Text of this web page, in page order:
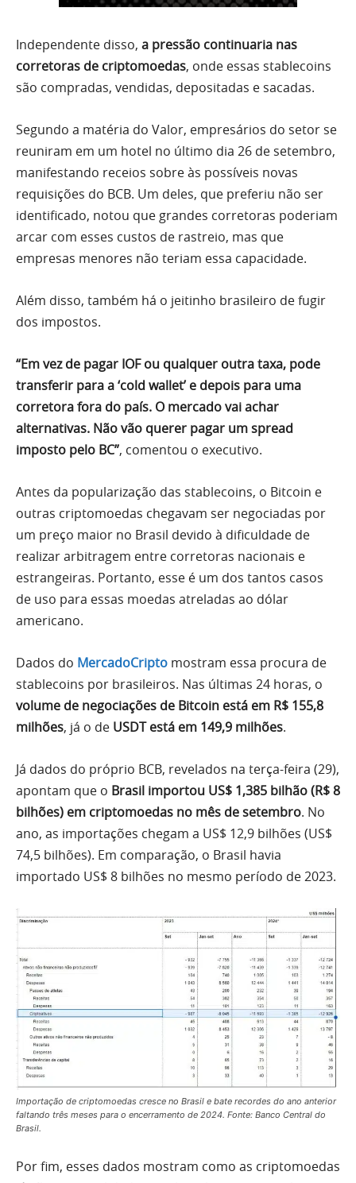
Independente disso, a pressão continuaria nas
corretoras de criptomoedas, onde essas stablecoins
são compradas, vendidas, depositadas e sacadas.
Segundo a matéria do Valor, empresários do setor se
reuniram em um hotel no último dia 26 de setembro,
manifestando receios sobre às possíveis novas
requisições do BCB. Um deles, que preferiu não ser
identificado, notou que grandes corretoras poderiam
arcar com esses custos de rastreio, mas que
empresas menores não teriam essa capacidade.
Além disso, também há o jeitinho brasileiro de fugir
dos impostos.
“Em vez de pagar IOF ou qualquer outra taxa, pode
transferir para a ‘cold wallet’ e depois para uma
corretora fora do país. O mercado vai achar
alternativas. Não vão querer pagar um spread
imposto pelo BC”, comentou o executivo.
Antes da popularização das stablecoins, o Bitcoin e
outras criptomoedas chegavam ser negociadas por
um preço maior no Brasil devido à dificuldade de
realizar arbitragem entre corretoras nacionais e
estrangeiras. Portanto, esse é um dos tantos casos
de uso para essas moedas atreladas ao dólar
americano.
Dados do MercadoCripto mostram essa procura de
stablecoins por brasileiros. Nas últimas 24 horas, o
volume de negociações de Bitcoin está em R$ 155,8
milhões, já o de USDT está em 149,9 milhões.
Já dados do próprio BCB, revelados na terça-feira (29),
apontam que o Brasil importou US$ 1,385 bilhão (R$ 8
bilhões) em criptomoedas no mês de setembro. No
ano, as importações chegam a US$ 12,9 bilhões (US$
74,5 bilhões). Em comparação, o Brasil havia
importado US$ 8 bilhões no mesmo período de 2023.
Importação de criptomoedas cresce no Brasil e bate recordes do ano anterior
faltando três meses para o encerramento de 2024. Fonte: Banco Central do
Brasil.
Por fim, esses dados mostram como as criptomoedas